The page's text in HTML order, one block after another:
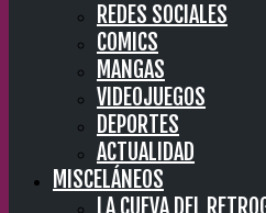
REDES SOCIALES
COMICS
MANGAS
VIDEOJUEGOS
DEPORTES
ACTUALIDAD
MISCELÁNEOS
LA CUEVA DEL